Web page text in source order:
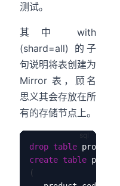
测试。
其中 with
(shard=all) 的子
句说明将表创建为
Mirror 表，顾名
思义其会存放在所
有的存储节点上。
drop table product
create table
(